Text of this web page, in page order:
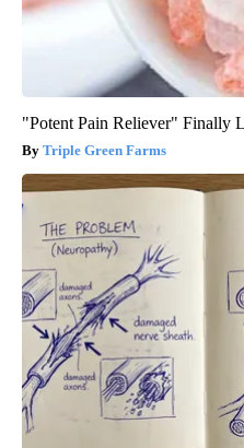
"Potent Pain Reliever" Finally
Triple Green Farms